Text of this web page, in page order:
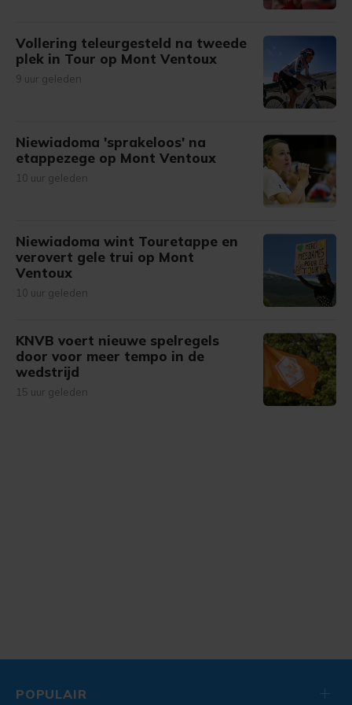
Vollering teleurgesteld na tweede
plek in Tour op Mont Ventoux
9 uur geleden
Niewiadoma 'sprakeloos' na
etappezege op Mont Ventoux
10 uur geleden
Niewiadoma wint Touretappe en
verovert gele trui op Mont
Ventoux
10 uur geleden
KNVB voert nieuwe spelregels
door voor meer tempo in de
wedstrijd
15 uur geleden
POPULAIR